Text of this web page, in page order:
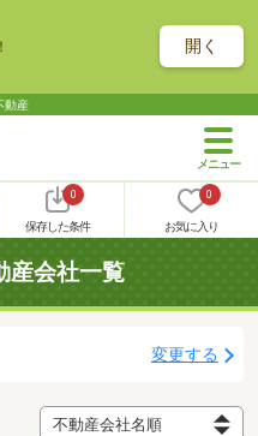
開く
動産
0
保存した条件
0
お気に入り
産会社一覧
変更する